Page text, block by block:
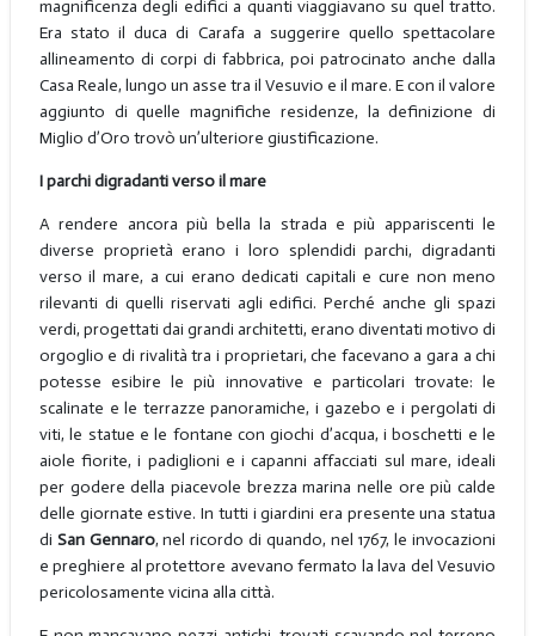
magnificenza degli edifici a quanti viaggiavano su quel tratto.
Era stato il duca di Carafa a suggerire quello spettacolare
allineamento di corpi di fabbrica, poi patrocinato anche dalla
Casa Reale, lungo un asse tra il Vesuvio e il mare. E con il valore
aggiunto di quelle magnifiche residenze, la definizione di
Miglio d’Oro trovò un’ulteriore giustificazione.
I parchi digradanti verso il mare
A rendere ancora più bella la strada e più appariscenti le
diverse proprietà erano i loro splendidi parchi, digradanti
verso il mare, a cui erano dedicati capitali e cure non meno
rilevanti di quelli riservati agli edifici. Perché anche gli spazi
verdi, progettati dai grandi architetti, erano diventati motivo di
orgoglio e di rivalità tra i proprietari, che facevano a gara a chi
potesse esibire le più innovative e particolari trovate: le
scalinate e le terrazze panoramiche, i gazebo e i pergolati di
viti, le statue e le fontane con giochi d’acqua, i boschetti e le
aiole fiorite, i padiglioni e i capanni affacciati sul mare, ideali
per godere della piacevole brezza marina nelle ore più calde
delle giornate estive. In tutti i giardini era presente una statua
di San Gennaro, nel ricordo di quando, nel 1767, le invocazioni
e preghiere al protettore avevano fermato la lava del Vesuvio
pericolosamente vicina alla città.